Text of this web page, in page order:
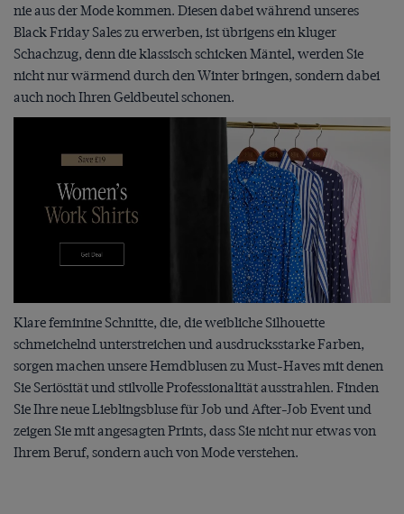
nie aus der Mode kommen. Diesen dabei während unseres
Black Friday Sales zu erwerben, ist übrigens ein kluger
Schachzug, denn die klassisch schicken Mäntel, werden Sie
nicht nur wärmend durch den Winter bringen, sondern dabei
auch noch Ihren Geldbeutel schonen.
Klare feminine Schnitte, die, die weibliche Silhouette
schmeichelnd unterstreichen und ausdrucksstarke Farben,
sorgen machen unsere Hemdblusen zu Must-Haves mit denen
Sie Seriösität und stilvolle Professionalität ausstrahlen. Finden
Sie Ihre neue Lieblingsbluse für Job und After-Job Event und
zeigen Sie mit angesagten Prints, dass Sie nicht nur etwas von
Ihrem Beruf, sondern auch von Mode verstehen.